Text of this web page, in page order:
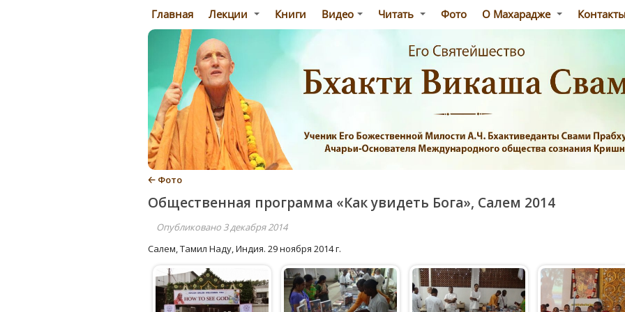
Главная Лекции Книги Видео Читать Фото О Махарадже
🡠 Фото
Общественная программа «Как увидеть Бога», Салем 2014
Опубликовано 3 декабря 2014
Салем, Тамил Наду, Индия. 29 ноября 2014 г.